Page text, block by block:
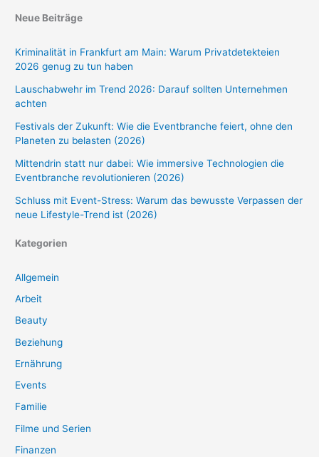
Neue Beiträge
Kriminalität in Frankfurt am Main: Warum Privatdetekteien
2026 genug zu tun haben
Lauschabwehr im Trend 2026: Darauf sollten Unternehmen
achten
Festivals der Zukunft: Wie die Eventbranche feiert, ohne den
Planeten zu belasten (2026)
Mittendrin statt nur dabei: Wie immersive Technologien die
Eventbranche revolutionieren (2026)
Schluss mit Event-Stress: Warum das bewusste Verpassen der
neue Lifestyle-Trend ist (2026)
Kategorien
Allgemein
Arbeit
Beauty
Beziehung
Ernährung
Events
Familie
Filme und Serien
Finanzen